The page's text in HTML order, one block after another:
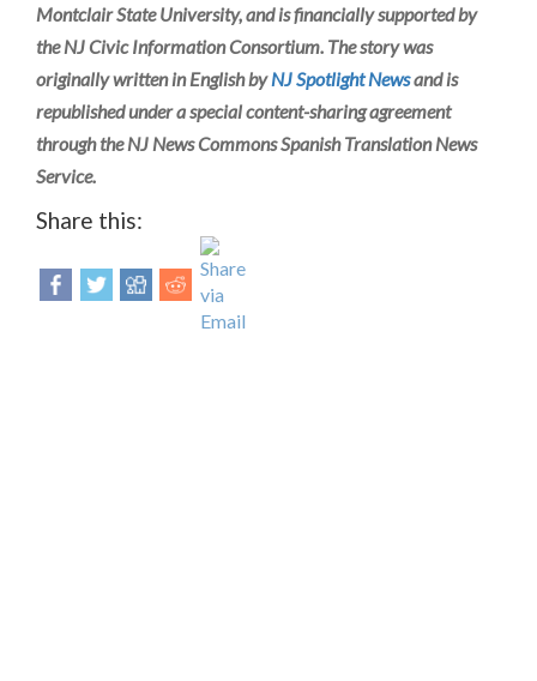
Montclair State University, and is financially supported by
the NJ Civic Information Consortium. The story was
originally written in English byNJ Spotlight Newsand is
republished under a special content-sharing agreement
through the NJ News Commons Spanish Translation News
Service.
Share this: